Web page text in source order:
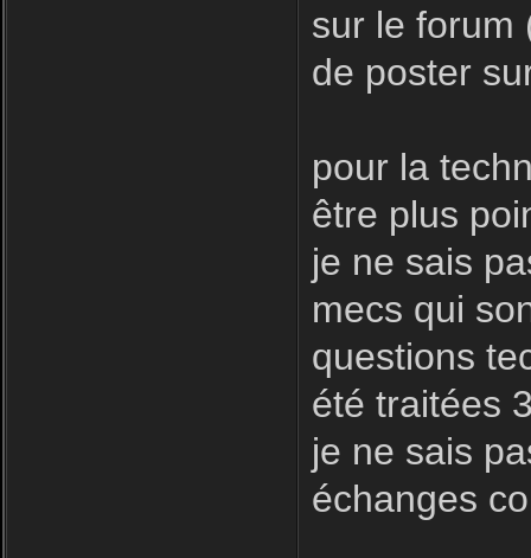
sur le forum
de poster
pour la
être plus
je ne sais
mecs qui
questions
été traitées
je ne sais
échanges